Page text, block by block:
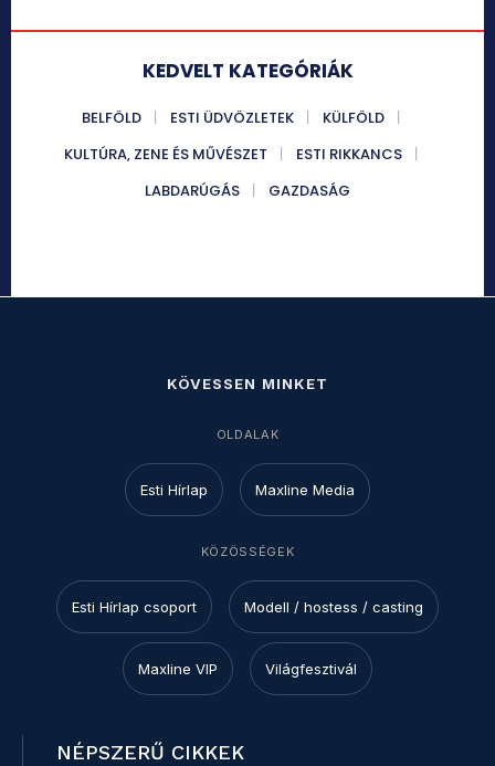
KEDVELT KATEGÓRIÁK
BELFÖLD ESTI ÜDVÖZLETEK
KÜLFÖLD
KULTÚRA, ZENE ÉS MŰVÉSZET
ESTI RIKKANCS
LABDARÚGÁS
GAZDASÁG
KÖVESSEN MINKET
OLDALAK
Esti Hírlap Maxline Media
KÖZÖSSÉGEK
Esti Hírlap csoport Modell / hostess / casting
Maxline VIP Világfesztivál
NÉPSZERŰ CIKKEK